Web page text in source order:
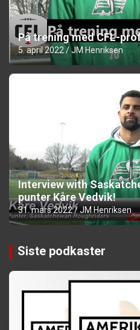
På trening med CFL-
5. april 2022 JM Henriksen
Interview with
punter Kåre Vedvik!
31. mars 2022 JM Henriksen
Siste podkaster